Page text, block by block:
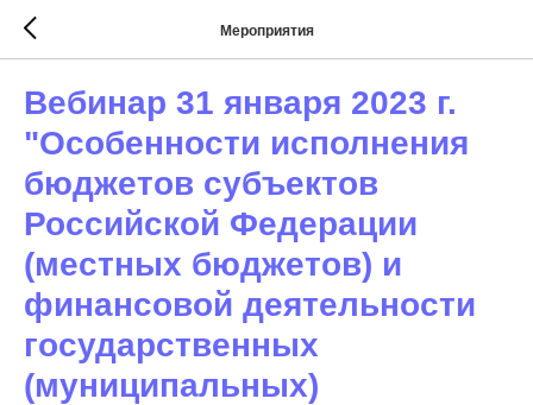
Мероприятия
Вебинар 31 января 2023 г.
"Особенности исполнения
бюджетов субъектов
Российской Федерации
(местных бюджетов) и
финансовой деятельности
государственных
(муниципальных)